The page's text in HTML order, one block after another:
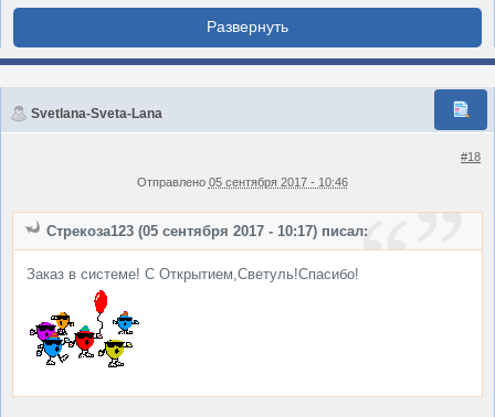
Svetlana-Sveta-Lana
#18
Отправлено 05 сентября 2017 - 10:46
Стрекоза123 (05 сентября 2017 - 10:17) писал:
Заказ в системе! С Открытием,Светуль!Спасибо!